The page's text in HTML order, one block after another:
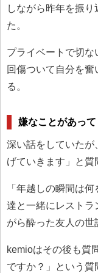
しながら昨年を振
た。
プライベートで切
回傷ついて自分を
る。
嫌なことがあっ
深い話をしていたが
げていきます」と質
「年越しの瞬間は
達と一緒にレストラ
がら酔った友人の世
kemioはその後も質
ですか？」という